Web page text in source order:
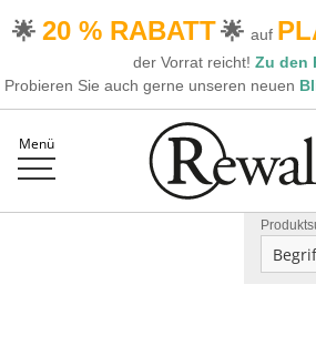
🌟 20 % RABATT🌟 auf
der Vorrat reicht! Zu den
Probieren Sie auch gerne unseren neuen
Menü